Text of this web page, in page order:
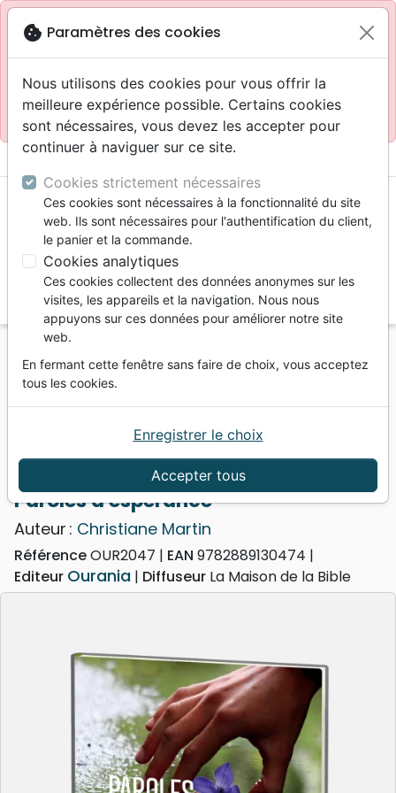
blockSite réservé aux professionnels
Accès pour les professionnels : Se connecter
Site pour le grand public : La Maison de la Bible
menu
Vous ne pouvez pas créer de nouvelle commande
depuis votre pays (United States).
Livres cadeaux
Album
Paroles d'espérance
Paroles d'espérance
Auteur : Christiane Martin
RéférenceOUR2047 EAN 9782889130474
Editeur Ourania Diffuseur La Maison de la Bible
cookie Paramètres des cookies
Nous utilisons des cookies pour vous offrir la
meilleure expérience possible. Certains cookies
sont nécessaires, vous devez les accepter pour
continuer à naviguer sur ce site.
Cookies strictement nécessaires
Ces cookies sont nécessaires à la fonctionnalité du site
web. Ils sont nécessaires pour l'authentification du client,
le panier et la commande.
Cookies analytiques
Ces cookies collectent des données anonymes sur les
visites, les appareils et la navigation. Nous nous
appuyons sur ces données pour améliorer notre site
web.
En fermant cette fenêtre sans faire de choix, vous acceptez
tous les cookies.
Accepter tous
Enregistrer le choix